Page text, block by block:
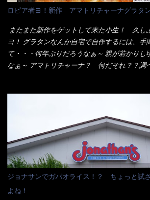
メシは、宮崎辛麺にしよう！ それではまず袋
んだか紙に巻かれた棒状の麺が二束、調味油
り見慣れない姿・・・何だかチョッと高級感
明なトレイに並んだ棒状麺なんて見慣れない
がかかる） 袋の裏側を見ると、韮とか卵の
それなばらと冷蔵庫にあった、黒豆モヤシ・
け、韮の葉の部分をドサッと乗せて調味油を
うでしょう？ 見た目 Goodデザイン賞じゃ
イのHPを見ると・・・（引用） めんは、ノ
ム製法で仕上げた、生めんに近い風味のスト
の旨味に数種類の唐辛子、ニンニクを加えた
れた醤油ベースのスープです。 調味油に赤ラ
することに風味と辛さを引き立たせています
ロピア者ヨ！新作 アマトリチャーナグラタ
またまた新作をゲットして来た小生！ 久し
ヨ！ グラタンなんか自宅で自作するには、手
て・・・何年ぶりだろうなぁ～ 親が若かりし
なぁ～ アマトリチャーナ？ 何だそれ？？調
ブン皿で焼いて、大凡の目安で小分けにして
をよーく見たら表面のチーズの乗り具合に結
た・・・チーズに焦げ目が付いているのを、
ことをオススメします。（取り分け量にも若
ろう） 早速タバスコを振りかけて食べてみる
いよ！ 久しぶりだな～ホワイトソースとマ
感・・・懐かしい～ 今回ダイソーのカレー用
ジョナサンでガパオライス！？ ちょっと試
よね！